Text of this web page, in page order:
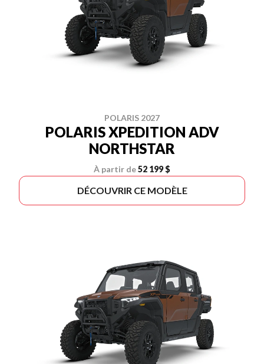
POLARIS 2027
POLARIS XPEDITION ADV
NORTHSTAR
À partir de52 199 $
DÉCOUVRIR CE MODÈLE